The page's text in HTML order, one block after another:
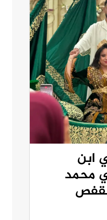
ابن
محمد